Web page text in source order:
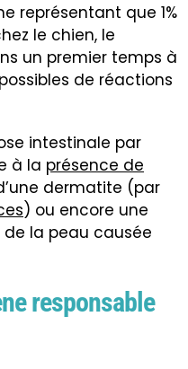
représentant que 1%
le chien, le
un premier temps à
de réactions
intestinale par
à la présence de
dermatite (par
) ou encore une
la peau causée
responsable